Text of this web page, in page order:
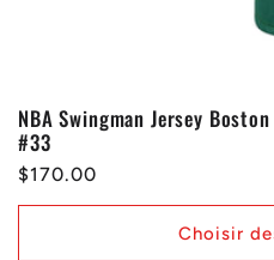
NBA Swingman Jersey
#33
Prix
habituel
$170.00
Choisir